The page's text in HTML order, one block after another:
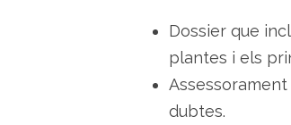
Dossier que
plantes i els
dubtes.